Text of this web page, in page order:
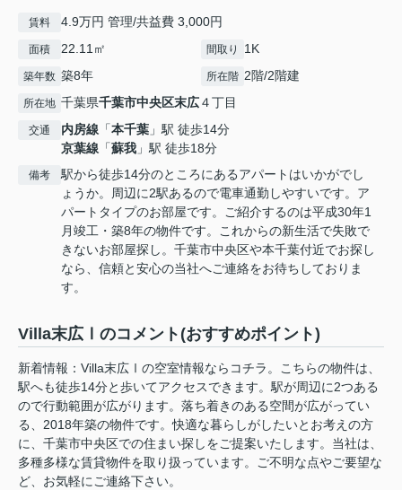
賃料 4.9万円 管理/共益費 3,000円
面積 22.11㎡ 間取り 1K
築年数 築8年 所在階 2階/2階建
所在地 千葉県千葉市中央区末広４丁目
交通 内房線 「本千葉 」駅 徒歩14分
京葉線 「蘇我 」駅 徒歩18分
備考
駅から徒歩14分のところにあるアパートはいかがでし
ょうか。周辺に2駅あるので電車通勤しやすいです。ア
パートタイプのお部屋です。ご紹介するのは平成30年1
月竣工・築8年の物件です。これからの新生活で失敗で
きないお部屋探し。千葉市中央区や本千葉付近でお探し
なら、信頼と安心の当社へご連絡をお待ちしておりま
す。
Villa末広Ⅰのコメント(おすすめポイント)
新着情報：Villa末広Ⅰの空室情報ならコチラ。こちらの物件は、
駅へも徒歩14分と歩いてアクセスできます。駅が周辺に2つある
ので行動範囲が広がります。落ち着きのある空間が広がってい
る、2018年築の物件です。快適な暮らしがしたいとお考えの方
に、千葉市中央区での住まい探しをご提案いたします。当社は、
多種多様な賃貸物件を取り扱っています。ご不明な点やご要望な
ど、お気軽にご連絡下さい。